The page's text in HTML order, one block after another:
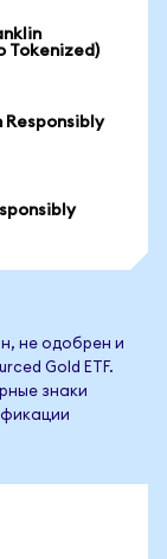
Tokenized)
Responsibly
не одобрен и
Gold ETF.
знаки